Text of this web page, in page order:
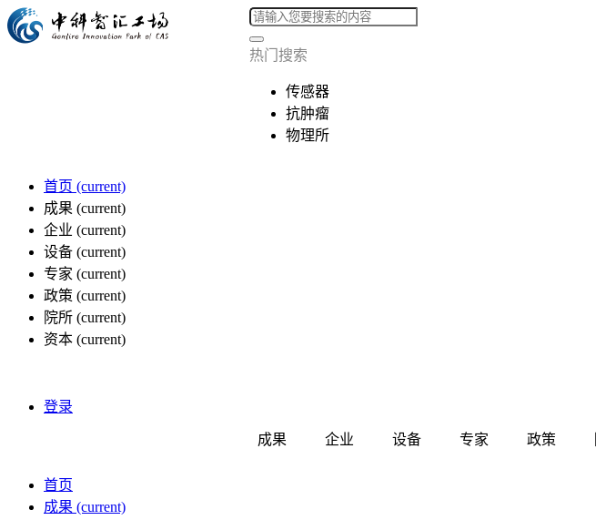
热门搜索
传感器
抗肿瘤
物理所
首页 (current)
成果 (current)
企业 (current)
设备 (current)
专家 (current)
政策 (current)
院所 (current)
资本 (current)
登录
成果 企业 设备 专家 政策
首页
成果 (current)